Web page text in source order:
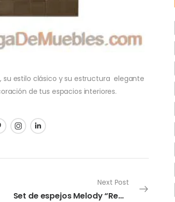
su estilo clásico y su estructura elegante
de tus espacios interiores.
Next Post
Set de espejos Melody “Remolino”